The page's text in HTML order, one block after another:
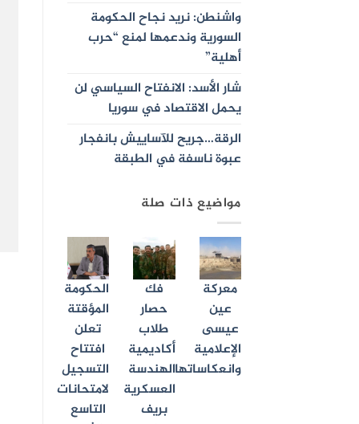
واشنطن: نريد نجاح الحكومة
السورية وندعمها لمنع “حرب
أهلية”
شار الأسد: الانفتاح السياسي لن
يحمل الاقتصاد في سوريا
الرقة…جريح للآساييش بانفجار
عبوة ناسفة في الطبقة
مواضيع ذات صلة
معركة
عين
عيسى
الإعلامية
وانعكاساتها
فك
حصار
طلاب
أكاديمية
الهندسة
العسكرية
بريف
الحكومة
المؤقتة
تعلن
افتتاح
التسجيل
لامتحانات
التاسع